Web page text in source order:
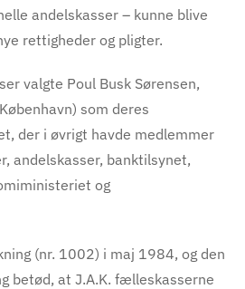
andelskasser – kunne blive
rettigheder og pligter.
valgte Poul Busk Sørensen,
som deres
der i øvrigt havde medlemmer
andelskasser, banktilsynet,
og
(nr. 1002) i maj 1984, og den
betød, at J.A.K. fælleskasserne